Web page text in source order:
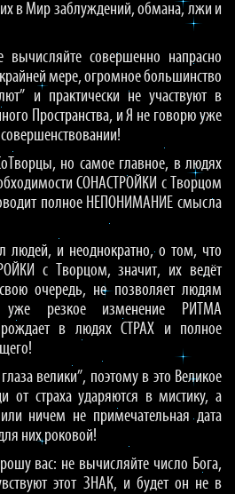
в Мир заблуждений, обмана, лжи и
совершенно напрасно
мере, огромное большинство
и практически не участвуют в
Пространства, и Я не говорю уже
но самое главное, в людях
СОНАСТРОЙКИ с Творцом
полное НЕПОНИМАНИЕ смысла
людей, и неоднократно, о том, что
с Творцом, значит, их ведёт
очередь, не позволяет людям
уже резкое изменение РИТМА
в людях СТРАХ и полное
велики”, поэтому в это Великое
от страха ударяются в мистику, а
ничем не примечательная дата
них роковой!
вас: не вычисляйте число Бога,
этот ЗНАК, и будет он не в